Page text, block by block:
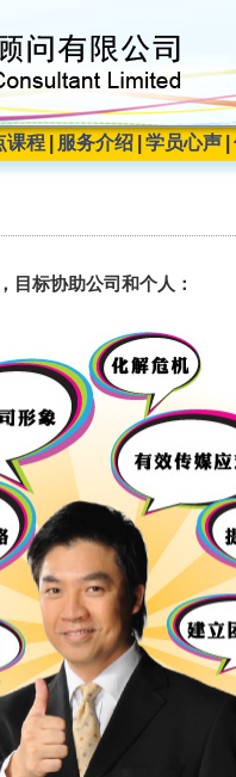
课程 服务介绍 学员心声
，目标协助公司和个人：